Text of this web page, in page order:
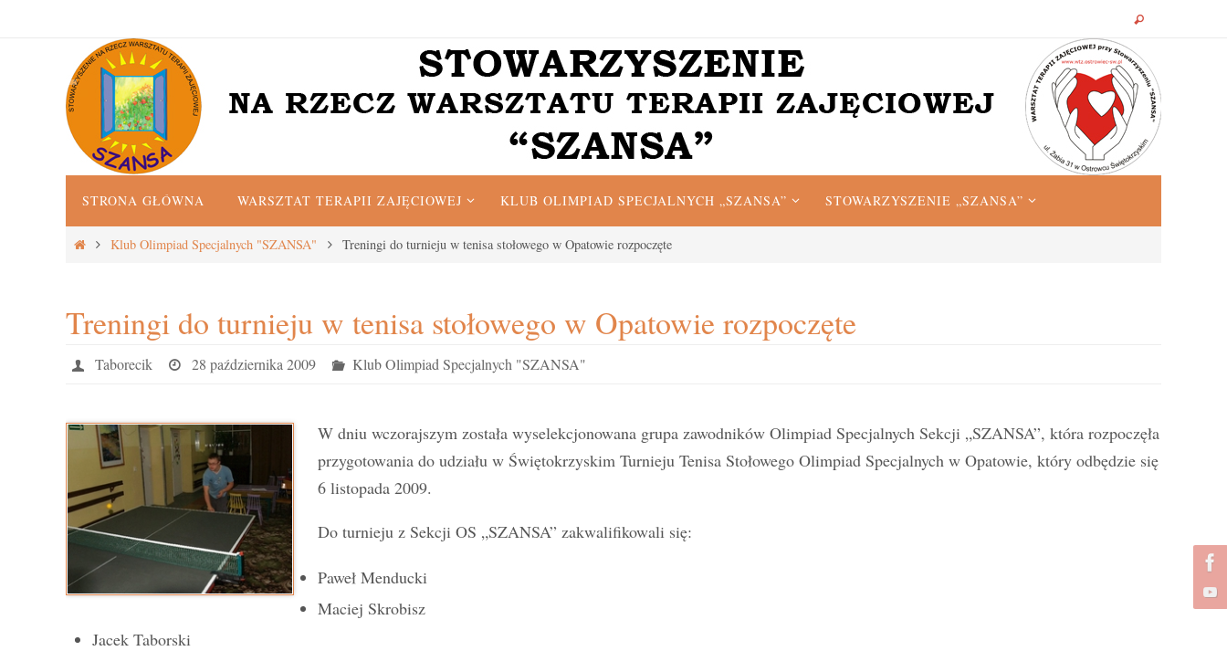
treści
STRONA GŁÓWNA WARSZTAT TERAPII ZAJĘCIOWEJ KLUB OLIMPIAD SPECJALNYCH „SZANSA” STOWARZYSZENIE „SZANSA”
StronaKlub Olimpiad Specjalnych "SZANSA" Treningi do turnieju w tenisa stołowego w Opatowie rozpoczęte
Treningi do turnieju w tenisa stołowego w Opatowie rozpoczęte
Taborecik 28 października 2009 Klub Olimpiad Specjalnych "SZANSA"
W dniu wczorajszym została wyselekcjonowana grupa zawodników Olimpiad Specjalnych Sekcji „SZANSA”, która rozpoczęła
przygotowania do udziału w Świętokrzyskim Turnieju Tenisa Stołowego Olimpiad Specjalnych w Opatowie, który odbędzie się
6 listopada 2009.
Do turnieju z Sekcji OS „SZANSA” zakwalifikowali się:
Paweł Menducki
Maciej Skrobisz
Jacek Taborski